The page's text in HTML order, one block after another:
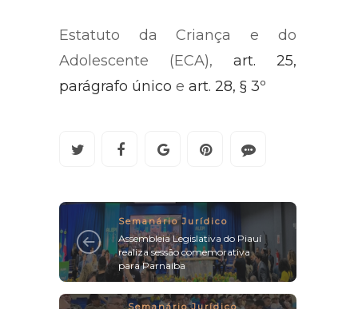
Estatuto da Criança e do
Adolescente (ECA),art. 25,
Semanário Jurídico
Assembleia Legislativa do Piauí
realiza sessão comemorativa
para Parnaíba